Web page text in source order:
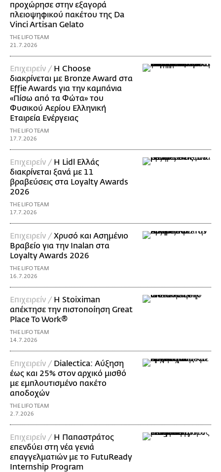
προχώρησε στην εξαγορά
πλειοψηφικού πακέτου της Da
Vinci Artisan Gelato
THE LIFO TEAM
21.7.2026
Επιχειρείν / Η Choose
διακρίνεται με Bronze Award στα
Effie Awards για την καμπάνια
«Πίσω από τα Φώτα» του
Φυσικού Αερίου Ελληνική
Εταιρεία Ενέργειας
THE LIFO TEAM
17.7.2026
Επιχειρείν / Η Lidl Ελλάς
διακρίνεται ξανά με 11
βραβεύσεις στα Loyalty Awards
2026
THE LIFO TEAM
17.7.2026
Επιχειρείν /Χρυσό και Ασημένιο
Βραβείο για την Inalan στα
Loyalty Awards 2026
THE LIFO TEAM
16.7.2026
Επιχειρείν / Η Stoiximan
απέκτησε την πιστοποίηση Great
Place To Work®
THE LIFO TEAM
14.7.2026
Επιχειρείν / Dialectica: Αύξηση
έως και 25% στον αρχικό μισθό
με εμπλουτισμένο πακέτο
αποδοχών
THE LIFO TEAM
2.7.2026
Επιχειρείν / Η Παπαστράτος
επενδύει στη νέα γενιά
επαγγελματιών με το FutuReady
Internship Program